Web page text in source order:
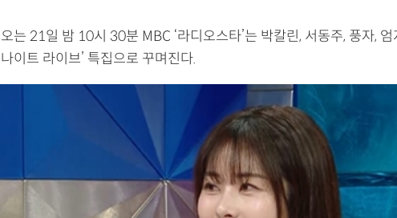
오는 21일 밤 10시 30분 MBC ‘라디오스타’는 박칼린, 서동주, 풍자,
나이트 라이브’ 특집으로 꾸며진다.